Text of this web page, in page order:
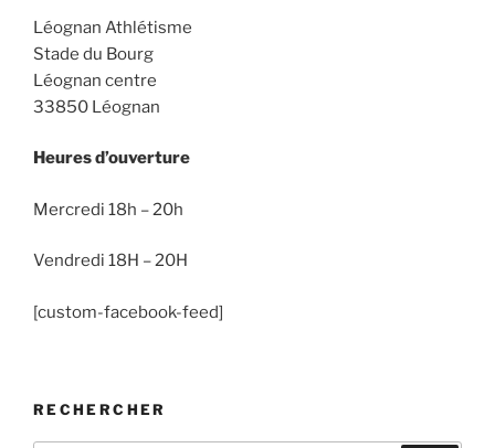
Léognan Athlétisme
Stade du Bourg
Léognan centre
33850 Léognan
Heures d’ouverture
Mercredi 18h – 20h
Vendredi 18H – 20H
[custom-facebook-feed]
RECHERCHER